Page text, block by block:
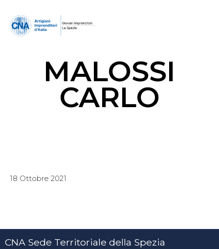
MALOSSI
CARLO
18 Ottobre 2021
CNA Sede Territoriale della Spezia